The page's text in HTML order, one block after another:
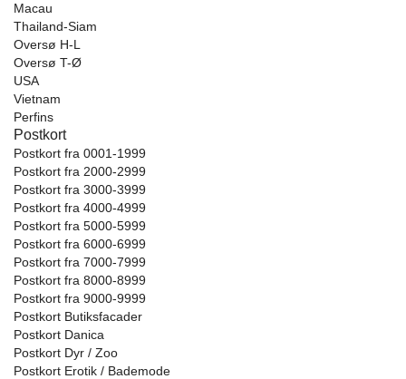
Macau
Thailand-Siam
Oversø H-L
Oversø T-Ø
USA
Vietnam
Perfins
Postkort
Postkort fra 0001-1999
Postkort fra 2000-2999
Postkort fra 3000-3999
Postkort fra 4000-4999
Postkort fra 5000-5999
Postkort fra 6000-6999
Postkort fra 7000-7999
Postkort fra 8000-8999
Postkort fra 9000-9999
Postkort Butiksfacader
Postkort Danica
Postkort Dyr / Zoo
Postkort Erotik / Bademode